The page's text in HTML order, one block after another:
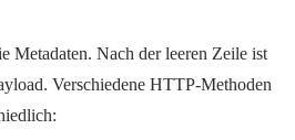
Metadaten. Nach der leeren Zeile ist
Verschiedene HTTP-Methoden